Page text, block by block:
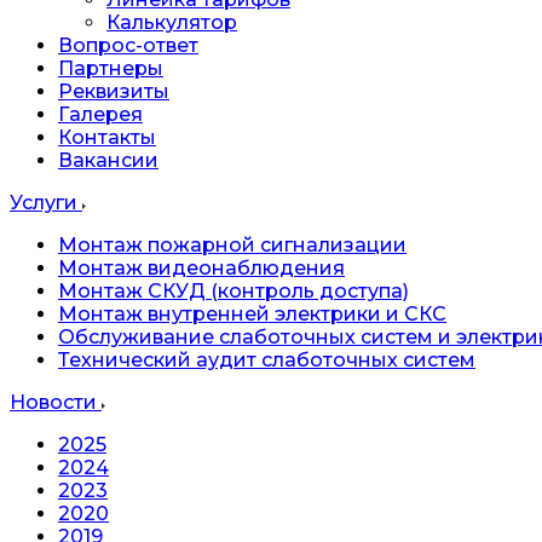
Калькулятор
Вопрос-ответ
Партнеры
Реквизиты
Галерея
Контакты
Вакансии
Услуги
Монтаж пожарной сигнализации
Монтаж видеонаблюдения
Монтаж СКУД (контроль доступа)
Монтаж внутренней электрики и СКС
Обслуживание слаботочных систем и
Технический аудит слаботочных систем
Новости
2025
2024
2023
2020
2019